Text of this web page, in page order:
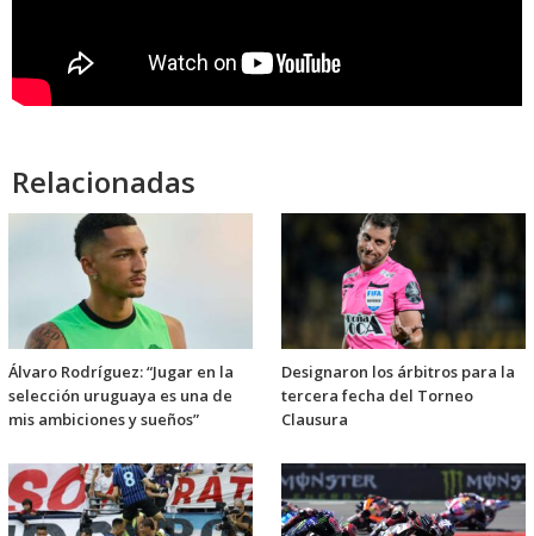
Relacionadas
Álvaro Rodríguez: “Jugar en la
selección uruguaya es una de
mis ambiciones y sueños”
Designaron los árbitros para la
tercera fecha del Torneo
Clausura